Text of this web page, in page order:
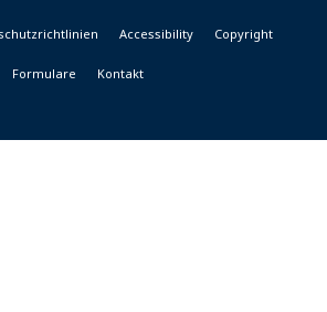
Accessibility Copyright
Formulare Kontakt